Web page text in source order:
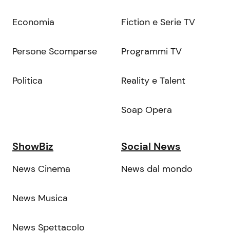
Economia
Persone Scomparse
Politica
Fiction e Serie TV
Programmi TV
Reality e Talent
Soap Opera
ShowBiz
News Cinema
News Musica
News Spettacolo
Social News
News dal mondo